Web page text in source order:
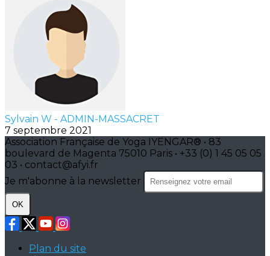
Sylvain W - ADMIN-MASSACRET
7 septembre 2021
Association Française de Yoga IYENGAR® • 83
boulevard de Magenta 75010 Paris • +33 (0) 1 45 05 05
03 • contact@afyi.fr
Je m'abonne à la newsletter
OK
Plan du site